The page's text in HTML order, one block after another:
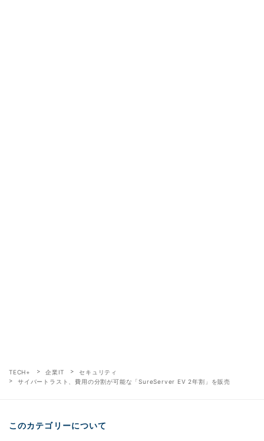
TECH+ 企業IT
セキュリティ
サイバートラスト、費用の分割が可能な「SureServer EV 2年割」を販売
このカテゴリーについて